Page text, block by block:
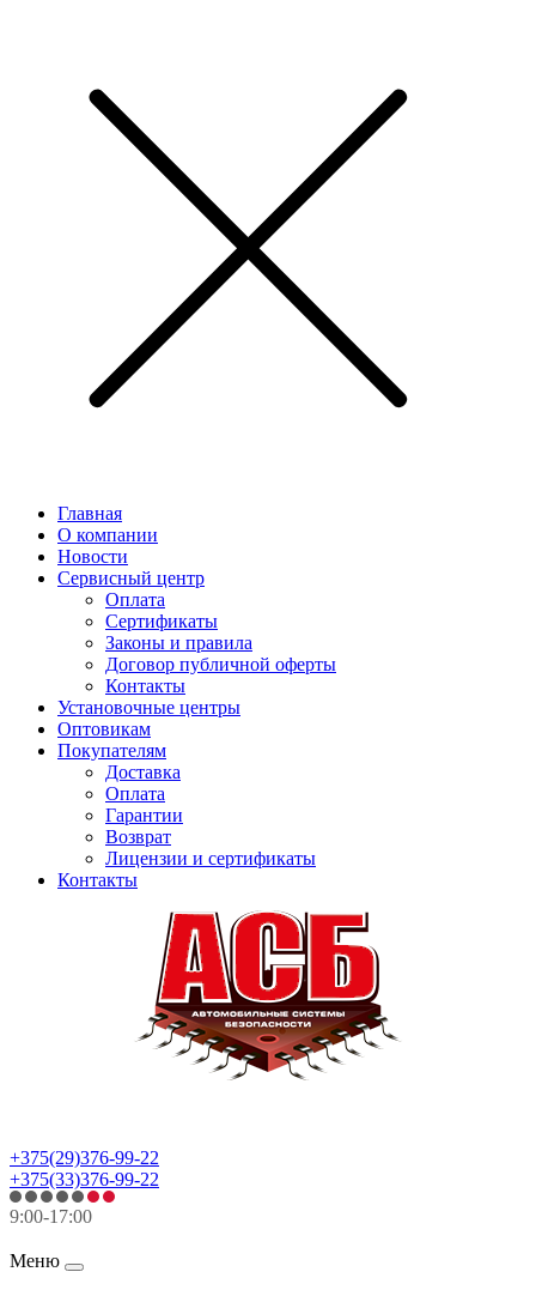
Главная
О компании
Новости
Сервисный центр
Оплата
Сертификаты
Законы и правила
Договор публичной оферты
Контакты
Установочные центры
Оптовикам
Покупателям
Доставка
Оплата
Гарантии
Возврат
Лицензии и сертификаты
Контакты
+375(29)376-99-22
+375(33)376-99-22
9:00-17:00
Меню